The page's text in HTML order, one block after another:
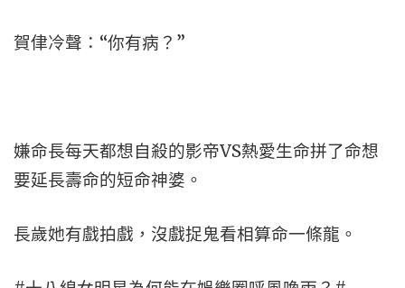
賀侓冷聲：“你有病？”
嫌命長每天都想自殺的影帝VS熱愛生命拼了命想
要延長壽命的短命神婆。
長歲她有戲拍戲，沒戲捉鬼看相算命一條龍。